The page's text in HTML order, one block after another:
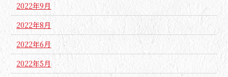
2022年9月
2022年8月
2022年6月
2022年5月